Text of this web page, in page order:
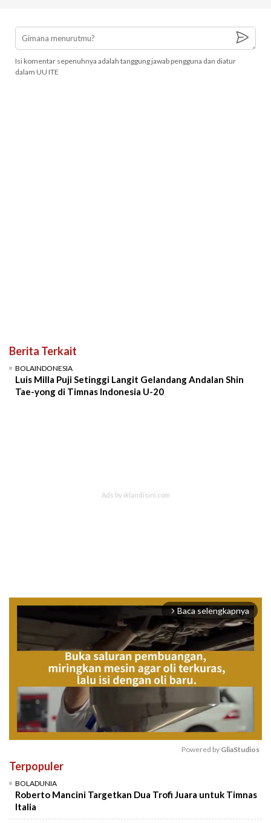
Isi komentar sepenuhnya adalah tanggung jawab pengguna dan diatur
dalam UU ITE
Berita Terkait
BOLAINDONESIA
Luis Milla Puji Setinggi Langit Gelandang Andalan Shin
Tae-yong di Timnas Indonesia U-20
arrow_forward_ios Baca selengkapnya
Powered by GliaStudios
Terpopuler
BOLADUNIA
Roberto Mancini Targetkan Dua Trofi Juara untuk Timnas
Italia